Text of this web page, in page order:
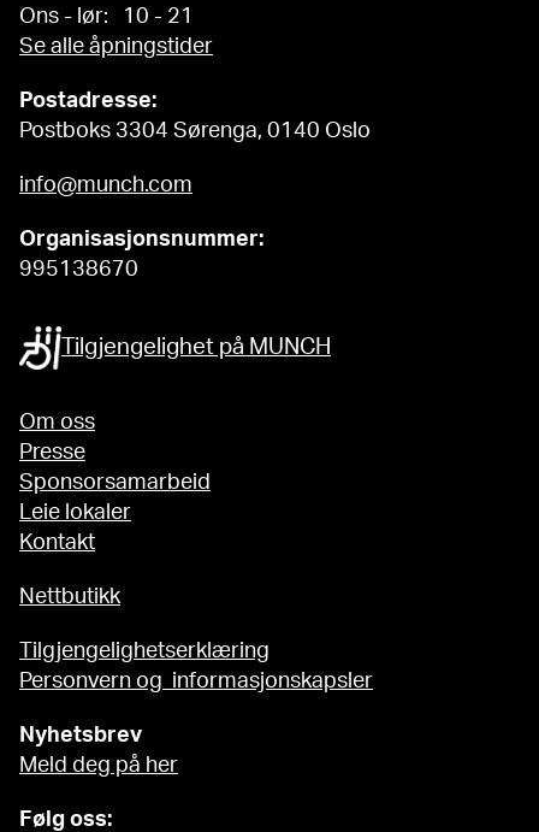
Ons - lør: 10 - 21
Se alle åpningstider
Postadresse:
Postboks 3304 Sørenga, 0140 Oslo
info@munch.com
Organisasjonsnummer:
995138670
Tilgjengelighet på MUNCH
Om oss
Presse
Sponsorsamarbeid
Leie lokaler
Kontakt
Nettbutikk
Tilgjengelighetserklæring
Personvern og informasjonskapsler
Nyhetsbrev
Meld deg på her
Følg oss: